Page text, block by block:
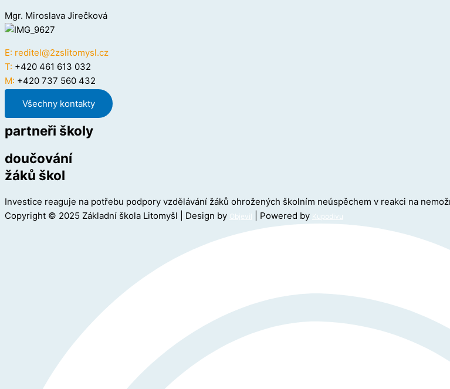
Mgr. Miroslava Jirečková
E: reditel@2zslitomysl.cz
T: +420 461 613 032
M: +420 737 560 432
Všechny kontakty
partneři školy
doučování
žáků škol
Investice reaguje na potřebu podpory vzdělávání žáků ohrožených školním neúspěchem v reakci na
Copyright © 2025 Základní škola Litomyšl | Design by Objevil | Powered by Kupodivu